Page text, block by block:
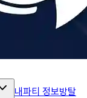
내파티 정보방탈